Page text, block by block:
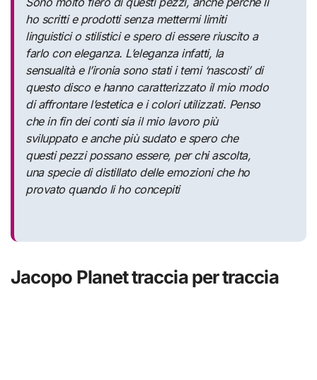
ho scritti e prodotti senza mettermi limiti
linguistici o stilistici e spero di essere riuscito a
farlo con eleganza. L’eleganza infatti, la
sensualità e l’ironia sono stati i temi ‘nascosti’ di
questo disco e hanno caratterizzato il mio modo
di affrontare l’estetica e i colori utilizzati. Penso
che in fin dei conti sia il mio lavoro più
sviluppato e anche più sudato e spero che
questi pezzi possano essere, per chi ascolta,
una specie di distillato delle emozioni che ho
provato quando li ho concepiti
Jacopo Planet traccia per traccia